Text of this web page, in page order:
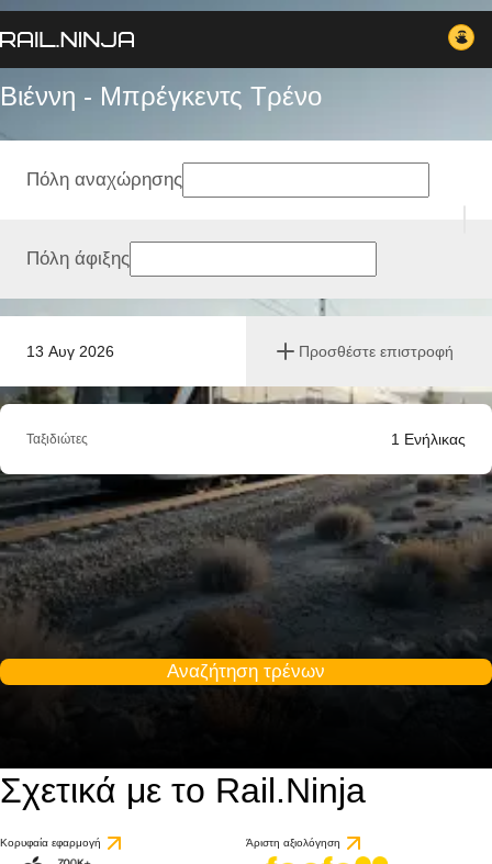
Βιέννη - Μπρέγκεντς Tρένο
13 Αυγ 2026 Προσθέστε επιστροφή
Πόλη αναχώρησης
Πόλη άφιξης
Ταξιδιώτες 1 Ενήλικας
Αναζήτηση τρένων
Σχετικά με το Rail.Ninja
Κορυφαία εφαρμογή Άριστη αξιολόγηση